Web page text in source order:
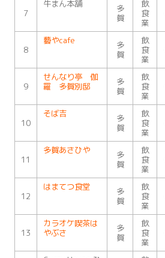
7
牛まん本舗
多
賀
飲
食
業
8
藝やcafe
多
賀
飲
食
業
9
せんなり亭 伽
羅 多賀別邸
多
賀
飲
食
業
10
そば吉
多
賀
飲
食
業
11
多賀あさひや
多
賀
飲
食
業
12
はまてつ食堂
多
賀
飲
食
業
13
カラオケ喫茶は
やぶさ
多
賀
飲
食
業